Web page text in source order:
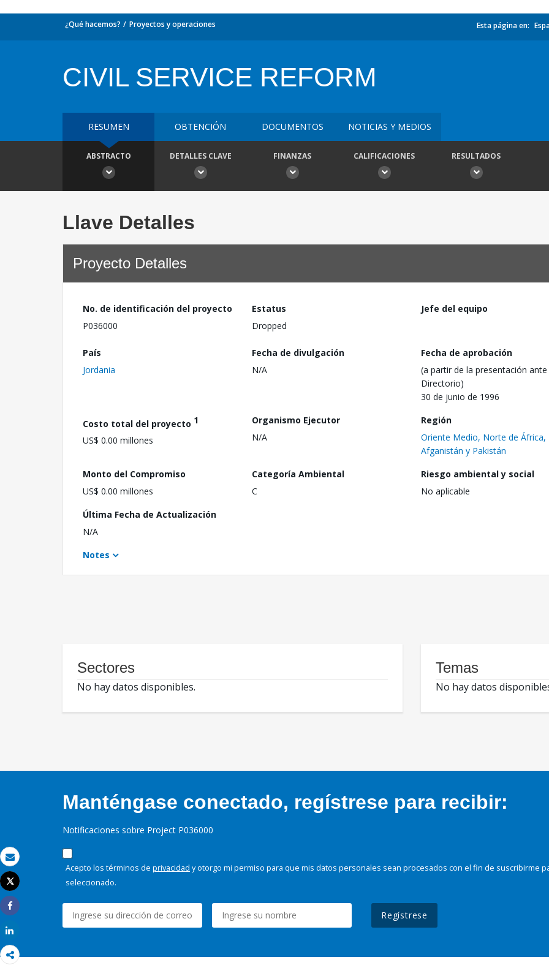
Correo electrónico
Imprimir
Tweet
Share
¿Qué hacemos? Proyectos y operaciones Esta página en:
CIVIL SERVICE REFORM
RESUMEN OBTENCIÓN DOCUMENTOS NOTICIAS Y MEDIOS
ABSTRACTO DETALLES CLAVE FINANZAS CALIFICACIONES RESULTADOS
Llave Detalles
Proyecto Detalles
No. de identificación del proyecto
P036000
Estatus
Dropped
Jefe del equipo
País
Jordania
Fecha de divulgación
N/A
Fecha de aprobación
(a partir de la presentación ante
Directorio)
30 de junio de 1996
Costo total del proyecto 1
US$ 0.00 millones
Organismo Ejecutor
N/A
Región
Oriente Medio, Norte de África,
Afganistán y Pakistán
Monto del Compromiso
US$ 0.00 millones
Categoría Ambiental
C
Riesgo ambiental y social
No aplicable
Última Fecha de Actualización
N/A
Notes
Sectores
No hay datos disponibles.
Temas
No hay datos
Manténgase conectado, regístrese para recibir:
Notificaciones sobre Project P036000
Acepto los términos de privacidad y otorgo mi permiso para que mis datos personales sean procesados con el fin de suscribirme
seleccionado.
Regístrese